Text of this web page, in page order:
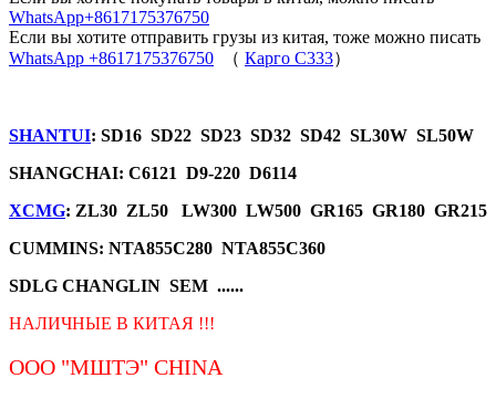
WhatsApp+8617175376750
Если вы хотите отправить грузы из китая, тоже можно писать
WhatsApp +8617175376750 （ Карго C333）
SHANTUI: SD16 SD22 SD23 SD32 SD42 SL30W SL50W
SHANGCHAI: C6121 D9-220 D6114
XCMG: ZL30 ZL50 LW300 LW500 GR165 GR180 GR215
CUMMINS: NTA855C280 NTA855C360
SDLG CHANGLIN SEM ......
НАЛИЧНЫЕ В КИТАЯ !!!
ООО "МШТЭ" CHINA